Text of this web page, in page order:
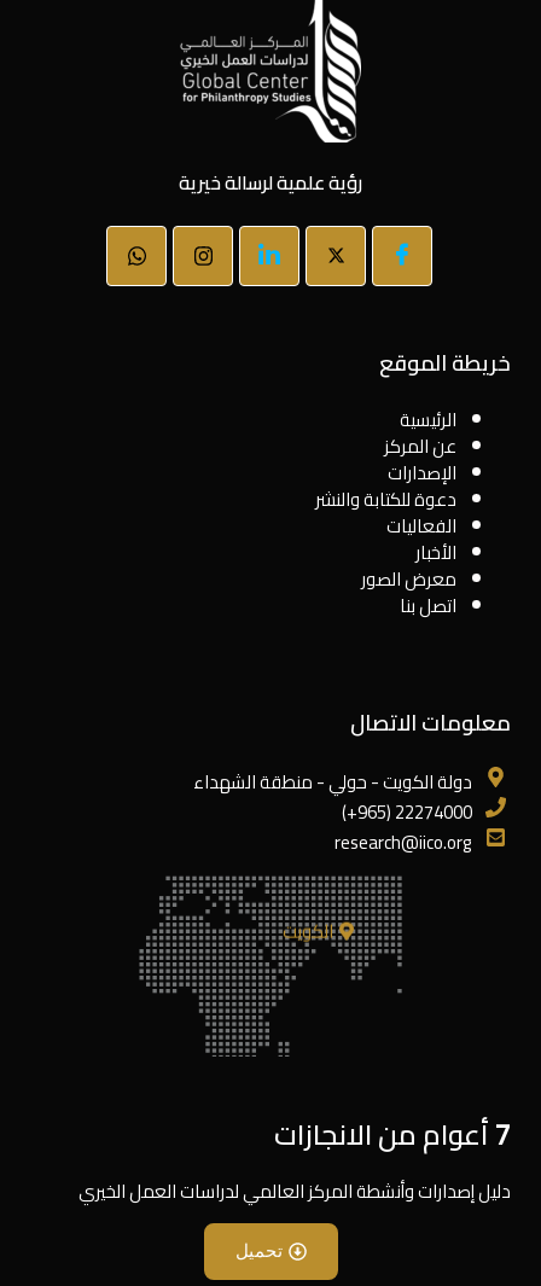
رؤية علمية لرسالة خيرية
خريطة الموقع
الرئيسية
عن المركز
الإصدارات
دعوة للكتابة والنشر
الفعاليات
الأخبار
معرض الصور
اتصل بنا
معلومات الاتصال
دولة الكويت - حولي - منطقة الشهداء
22274000 (965+)
research@iico.org
الكويت
7 أعوام من الانجازات
دليل إصدارات وأنشطة المركز العالمي لدراسات العمل الخيري
تحميل